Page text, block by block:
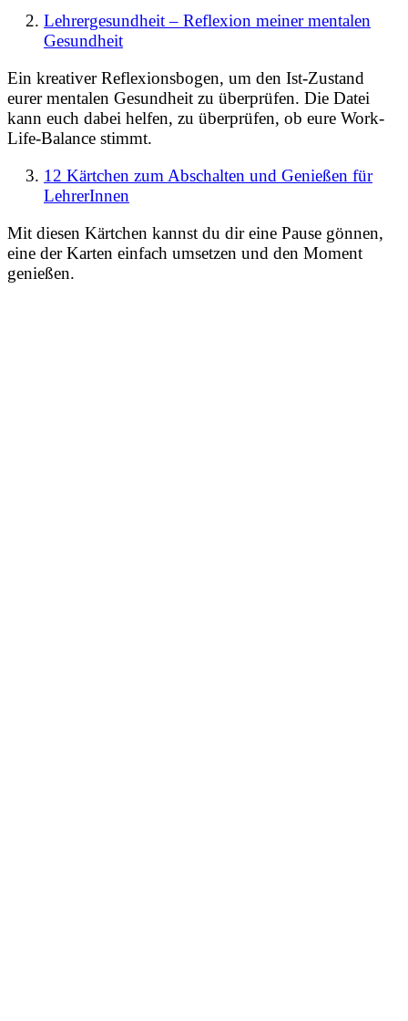
Lehrergesundheit – Reflexion meiner mentalen
Gesundheit
Ein kreativer Reflexionsbogen, um den Ist-Zustand
eurer mentalen Gesundheit zu überprüfen. Die Datei
kann euch dabei helfen, zu überprüfen, ob eure Work-
Life-Balance stimmt.
12 Kärtchen zum Abschalten und Genießen für
LehrerInnen
Mit diesen Kärtchen kannst du dir eine Pause gönnen,
eine der Karten einfach umsetzen und den Moment
genießen.